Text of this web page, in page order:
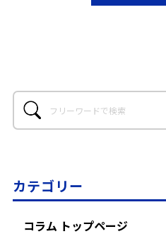
カテゴリー
コラム トップページ